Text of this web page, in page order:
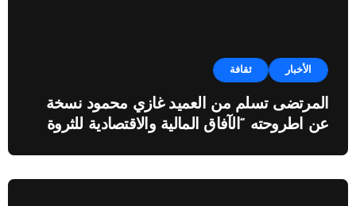
الأخبار ثقافة
المرتضى تسلم من العميد غازي محمود نسخة
عن اطروحته “الآفاق المالية والاقتصادية للثروة